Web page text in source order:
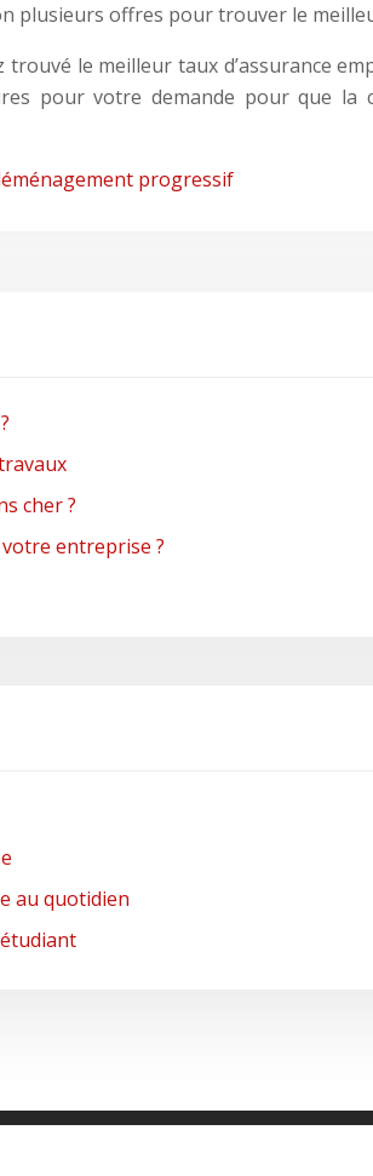
plusieurs offres pour trouver le
trouvé le meilleur taux d’assurance
pour votre demande pour que la
progressif
cher ?
entreprise ?
au quotidien